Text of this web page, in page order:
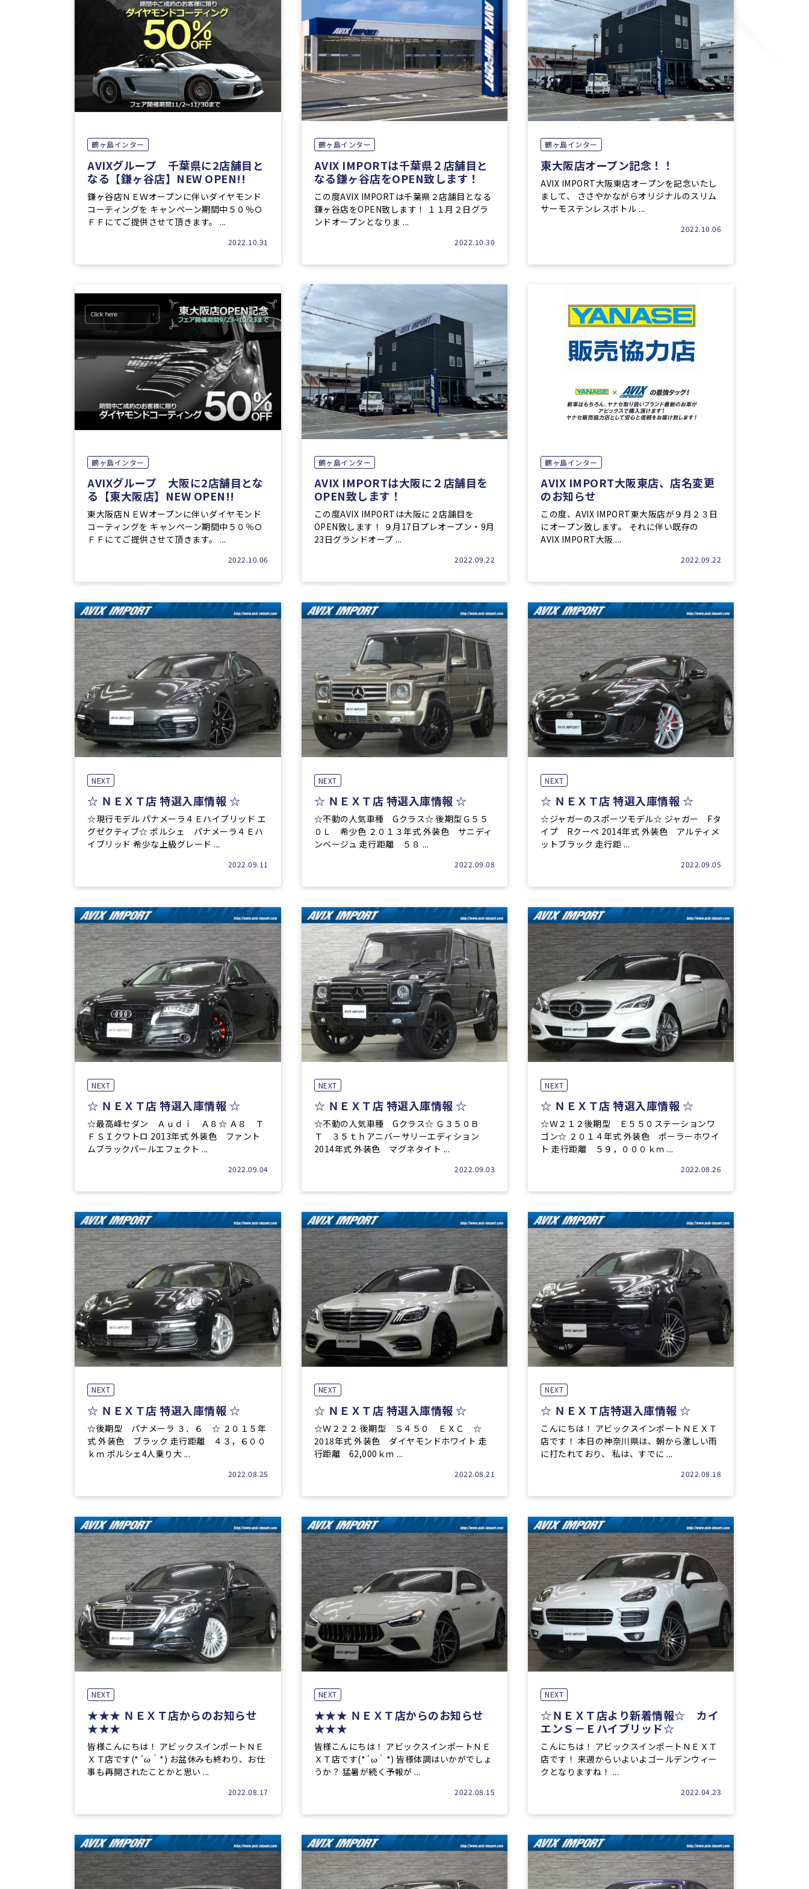
鶴ヶ島インター
AVIXグループ 千葉県に2店舗目と
なる【鎌ヶ谷店】NEW OPEN!!
鎌ヶ谷店ＮＥＷオープンに伴いダイヤモンド
コーティングを キャンペーン期間中５０％Ｏ
ＦＦにてご提供させて頂きます。 ...
2022.10.31
鶴ヶ島インター
AVIX IMPORTは千葉県２店舗目と
なる鎌ヶ谷店をOPEN致します！
この度AVIX IMPORTは千葉県２店舗目となる
鎌ヶ谷店をOPEN致します！ １１月２日グラ
ンドオープンとなりま ...
2022.10.30
鶴ヶ島インター
東大阪店オープン記念！！
AVIX IMPORT大阪東店オープンを記念いたし
まして、 ささやかながらオリジナルのスリム
サーモステンレスボトル ...
2022.10.06
鶴ヶ島インター
AVIXグループ 大阪に2店舗目とな
る【東大阪店】NEW OPEN!!
東大阪店ＮＥＷオープンに伴いダイヤモンド
コーティングを キャンペーン期間中５０％Ｏ
ＦＦにてご提供させて頂きます。 ...
2022.10.06
鶴ヶ島インター
AVIX IMPORTは大阪に２店舗目を
OPEN致します！
この度AVIX IMPORTは大阪に２店舗目を
OPEN致します！ ９月17日プレオープン・9月
23日グランドオープ ...
2022.09.22
鶴ヶ島インター
AVIX IMPORT大阪東店、店名変更
のお知らせ
この度、AVIX IMPORT東大阪店が９月２３日
にオープン致します。 それに伴い既存の
AVIX IMPORT大阪 ...
2022.09.22
NEXT
☆ ＮＥＸＴ店 特選入庫情報 ☆
☆現行モデル パナメーラ４Ｅハイブリッド エ
グゼクティブ☆ ポルシェ パナメーラ４Ｅハ
イブリッド 希少な上級グレード ...
2022.09.11
NEXT
☆ ＮＥＸＴ店 特選入庫情報 ☆
☆不動の人気車種 Gクラス☆ 後期型Ｇ５５
０Ｌ 希少色 ２０１３年式 外装色 サニディ
ンベージュ 走行距離 ５８ ...
2022.09.08
NEXT
☆ ＮＥＸＴ店 特選入庫情報 ☆
☆ジャガーのスポーツモデル☆ ジャガー Fタ
イプ Rクーペ 2014年式 外装色 アルティメ
ットブラック 走行距 ...
2022.09.05
NEXT
☆ ＮＥＸＴ店 特選入庫情報 ☆
☆最高峰セダン Ａｕｄｉ Ａ８☆ Ａ８ Ｔ
ＦＳＩクワトロ 2013年式 外装色 ファント
ムブラックパールエフェクト ...
2022.09.04
NEXT
☆ ＮＥＸＴ店 特選入庫情報 ☆
☆不動の人気車種 Gクラス☆ Ｇ３５０Ｂ
Ｔ ３５ｔｈアニバーサリーエディション
2014年式 外装色 マグネタイト ...
2022.09.03
NEXT
☆ ＮＥＸＴ店 特選入庫情報 ☆
☆Ｗ２１２後期型 Ｅ５５０ステーションワ
ゴン☆ ２０１４年式 外装色 ポーラーホワイ
ト 走行距離 ５９，０００ｋｍ ...
2022.08.26
NEXT
☆ ＮＥＸＴ店 特選入庫情報 ☆
☆後期型 パナメーラ ３．６ ☆ ２０１５年
式 外装色 ブラック 走行距離 ４３，６００
ｋｍ ポルシェ4人乗り大 ...
2022.08.25
NEXT
☆ ＮＥＸＴ店 特選入庫情報 ☆
☆Ｗ２２２ 後期型 Ｓ４５０ ＥＸＣ ☆
2018年式 外装色 ダイヤモンドホワイト 走
行距離 62,000ｋｍ ...
2022.08.21
NEXT
☆ ＮＥＸＴ店特選入庫情報 ☆
こんにちは！ アビックスインポートＮＥＸＴ
店です！ 本日の神奈川県は、朝から激しい雨
に打たれており、 私は、すでに ...
2022.08.18
NEXT
★★★ ＮＥＸＴ店からのお知らせ
★★★
皆様こんにちは！ アビックスインポートＮＥ
ＸＴ店です(*´ω｀*) お盆休みも終わり、お仕
事も再開されたことかと思い ...
2022.08.17
NEXT
★★★ ＮＥＸＴ店からのお知らせ
★★★
皆様こんにちは！ アビックスインポートＮＥ
ＸＴ店です(*´ω｀*) 皆様体調はいかがでしょ
うか？ 猛暑が続く予報が ...
2022.08.15
NEXT
☆ＮＥＸＴ店より新着情報☆ カイ
エンＳ－Ｅハイブリッド☆
こんにちは！ アビックスインポートＮＥＸＴ
店です！ 来週からいよいよゴールデンウィー
クとなりますね！ ...
2022.04.23